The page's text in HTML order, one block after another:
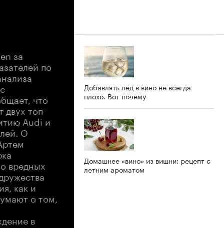
за
по
что
двух топ-
Audi и
О
вредных
как и
о том,
в
Добавлять лед в вино не всегда
плохо. Вот почему
Домашнее «вино» из вишни: рецепт с
летним ароматом